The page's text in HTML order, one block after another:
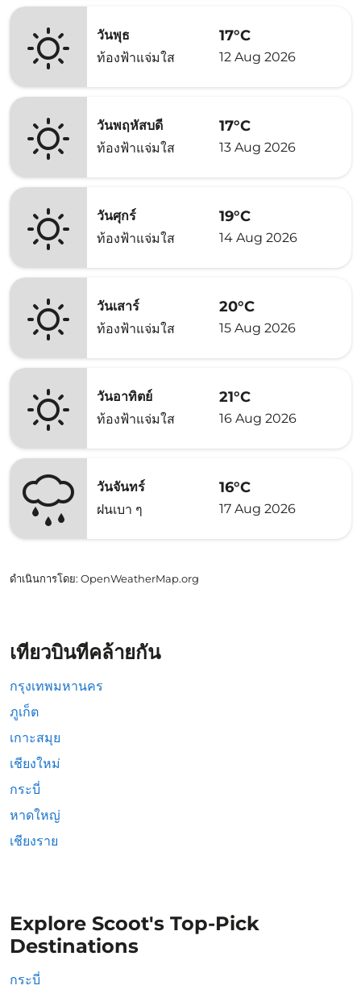
วันพุธ
ท้องฟ้าแจ่มใส
17°C
12 Aug 2026
วันพฤหัสบดี
ท้องฟ้าแจ่มใส
17°C
13 Aug 2026
วันศุกร์
ท้องฟ้าแจ่มใส
19°C
14 Aug 2026
วันเสาร์
ท้องฟ้าแจ่มใส
20°C
15 Aug 2026
วันอาทิตย์
ท้องฟ้าแจ่มใส
21°C
16 Aug 2026
วันจันทร์
ฝนเบา ๆ
16°C
17 Aug 2026
ดำเนินการโดย: OpenWeatherMap.org
เที่ยวบินที่คล้ายกัน
กรุงเทพมหานคร
ภูเก็ต
เกาะสมุย
เชียงใหม่
กระบี่
หาดใหญ่
เชียงราย
Explore Scoot's Top-Pick
Destinations
กระบี่